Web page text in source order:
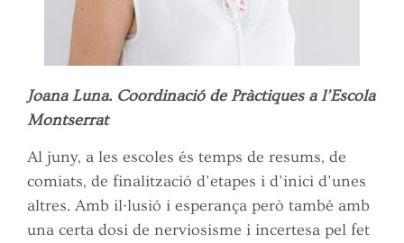
Joana Luna. Coordinació de Pràctiques a l’Escola
Montserrat
Al juny, a les escoles és temps de resums, de
comiats, de finalització d’etapes i d’inici d’unes
altres. Amb il·lusió i esperança però també amb
una certa dosi de nerviosisme i incertesa pel fet